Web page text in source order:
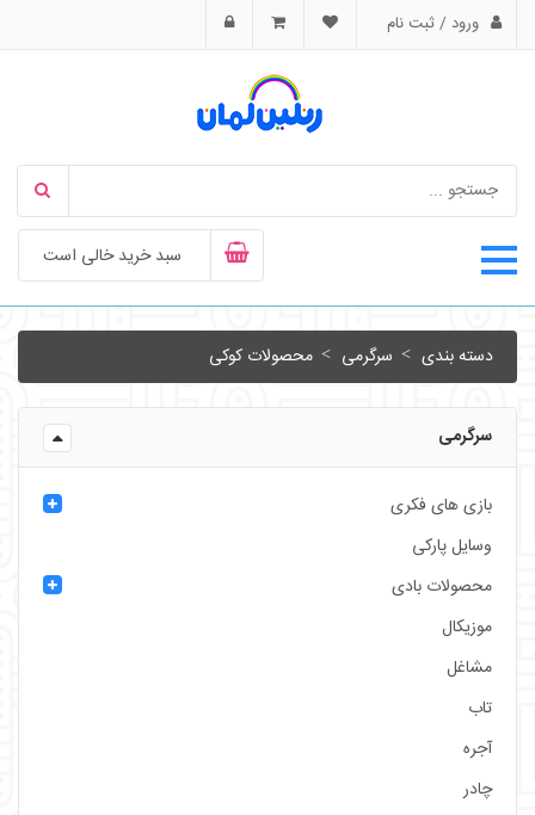
ورود / ثبت نام
سبد خرید خالی است
دسته بندی سرگرمی محصولات کوکی
سرگرمی
بازی های فکری
وسایل پارکی
محصولات بادی
موزیکال
مشاغل
تاب
آجره
چادر